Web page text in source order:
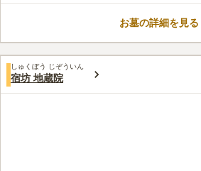
お墓の詳細を見る
しゅくぼう じぞういん
宿坊 地蔵院